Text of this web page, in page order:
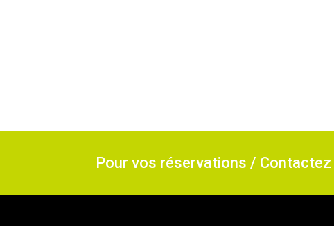
Pour vos réservations /